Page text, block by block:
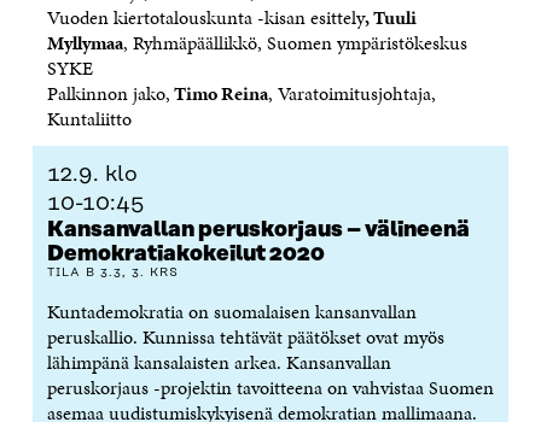
Vuoden kiertotalouskunta -kisan esittely, Tuuli
Myllymaa, Ryhmäpäällikkö, Suomen ympäristökeskus
SYKE
Palkinnon jako,Timo Reina, Varatoimitusjohtaja,
Kuntaliitto
12.9. klo
10-10:45
Kansanvallan peruskorjaus– välineenä
Demokratiakokeilut 2020
TILA B 3.3, 3. KRS
Kuntademokratia on suomalaisen kansanvallan
peruskallio. Kunnissa tehtävät päätökset ovat myös
lähimpänä kansalaisten arkea. Kansanvallan
peruskorjaus -projektin tavoitteena on vahvistaa Suomen
asemaa uudistumiskykyisenä demokratian mallimaana.